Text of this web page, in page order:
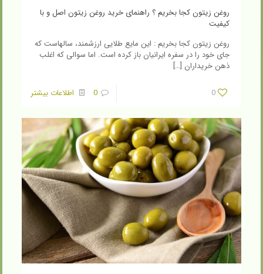
روغن زیتون کجا بخریم ؟ راهنمای خرید روغن زیتون اصل و با
کیفیت
روغن زیتون کجا بخریم : این مایع طلایی ارزشمند، سالهاست که
جای خود را در سفره ایرانیان باز کرده است. اما سوالی که اغلب
ذهن خریداران […]
0
0 اطلاعات بیشتر